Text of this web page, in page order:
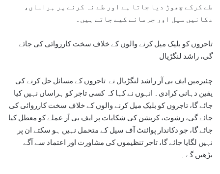
طے کرکے چھوڑ دیا جاتا ہے اور طے نہ کرنے پر ہراساں،
دکانیں سیل اور جرمانے کیے جاتے ہیں۔
تاجروں کو بلیک میل کرنے والوں کے خلاف سخت کارروائی کی جائے
گی، راشد لنگڑیال
چئیرمین ایف بی آر راشد لنگڑیال نے تاجروں کے مسائل حل کرنے کی
یقین دہانی کرادی۔ انہوں نے کہا کہ کسی تاجر کو ہراساں نہیں کیا
جائے گا، تاجروں کو بلیک میل کرنے والوں کے خلاف سخت کارروائی کی
جائے گی، رشوت، کرپشن کی شکایات پر ایف بی آر عملے کو معطل کیا
جائے گا، جو دکاندار پوائنٹ آف سیل کے متحمل نہیں ہو سکتے ان پر
نہیں لگایا جائے گا، تاجر تنظیموں کی مشاورت اور اعتماد سے آگے
بڑھیں گے۔